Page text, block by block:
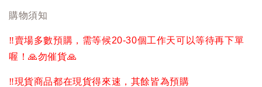
購物須知
‼️賣場多數預購，需等候20-30個工作天可以等待再下單
喔！🙏勿催貨🙏
‼️現貨商品都在現貨得來速，其餘皆為預購